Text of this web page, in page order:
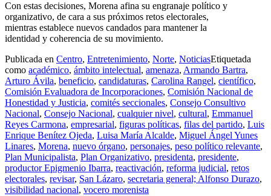
Con estas decisiones, Morena afina su engranaje político y
organizativo, de cara a sus próximos retos electorales,
mientras establece nuevos candados para mantener la
identidad y coherencia de su movimiento.
Publicada en Centro, Entretenimiento, Norte, NoticiasEtiquetada
como académico, ámbito intelectual, amenaza, Armando Bartra,
Arturo Ávila, beneficio, candidaturas, Carolina Rangel, científico,
Comisión Evaluadora de Incorporaciones, Comisión Nacional de
Honestidad y Justicia, comités seccionales, Consejo Consultivo
Nacional, Consejo Nacional, cualquier nivel, cultural, Emmanuel
Reyes Carmona, empresarial, figuras políticas, filas del partido, Luis
Enrique Benítez Ojeda, Luisa María Alcalde, Miguel Ángel Yunes
Linares, Morena, nuevo órgano, personajes, peso político relevante,
Plan Municipalista, Plan Organizativo, presidenta, presidente,
productor Epigmenio Ibarra, reactivación, reforma judicial, retos
electorales, revisar, San Lázaro, secretaria general; Alfonso Durazo,
visibilidad nacional, vocero morenista